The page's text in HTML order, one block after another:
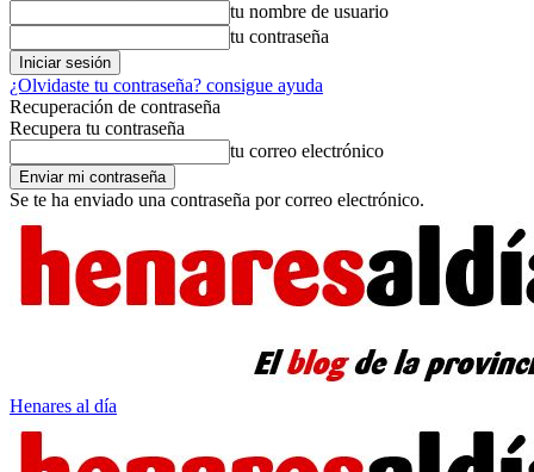
tu nombre de usuario
tu contraseña
¿Olvidaste tu contraseña? consigue ayuda
Recuperación de contraseña
Recupera tu contraseña
tu correo electrónico
Se te ha enviado una contraseña por correo electrónico.
Henares al día